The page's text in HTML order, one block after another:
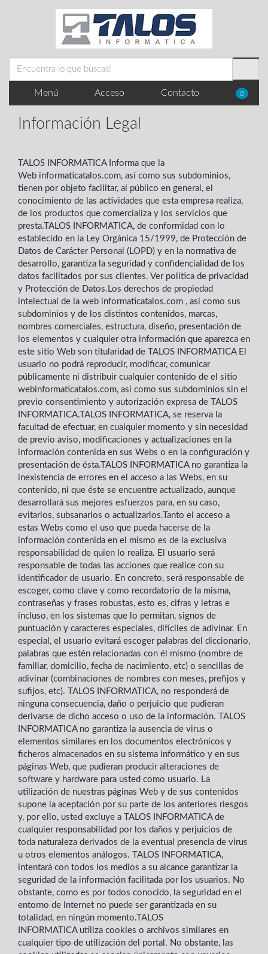
Menú Acceso Contacto 0
Información Legal
TALOS INFORMATICA Informa que la
Web informaticatalos.com, así como sus subdominios,
tienen por objeto facilitar, al público en general, el
conocimiento de las actividades que esta empresa realiza,
de los productos que comercializa y los servicios que
presta.TALOS INFORMATICA, de conformidad con lo
establecido en la Ley Orgánica 15/1999, de Protección de
Datos de Carácter Personal (LOPD) y en la normativa de
desarrollo, garantiza la seguridad y confidencialidad de los
datos facilitados por sus clientes. Ver política de privacidad
y Protección de Datos.Los derechos de propiedad
intelectual de la web informaticatalos.com , así como sus
subdominios y de los distintos contenidos, marcas,
nombres comerciales, estructura, diseño, presentación de
los elementos y cualquier otra información que aparezca en
este sitio Web son titularidad de TALOS INFORMATICA El
usuario no podrá reproducir, modificar, comunicar
públicamente ni distribuir cualquier contenido de el sitio
webinformaticatalos.com, así como sus subdominios sin el
previo consentimiento y autorización expresa de TALOS
INFORMATICA.TALOS INFORMATICA, se reserva la
facultad de efectuar, en cualquier momento y sin necesidad
de previo aviso, modificaciones y actualizaciones en la
información contenida en sus Webs o en la configuración y
presentación de ésta.TALOS INFORMATICA no garantiza la
inexistencia de errores en el acceso a las Webs, en su
contenido, ni que éste se encuentre actualizado, aunque
desarrollará sus mejores esfuerzos para, en su caso,
evitarlos, subsanarlos o actualizarlos.Tanto el acceso a
estas Webs como el uso que pueda hacerse de la
información contenida en el mismo es de la exclusiva
responsabilidad de quien lo realiza. El usuario será
responsable de todas las acciones que realice con su
identificador de usuario. En concreto, será responsable de
escoger, como clave y como recordatorio de la misma,
contraseñas y frases robustas, esto es, cifras y letras e
incluso, en los sistemas que lo permitan, signos de
puntuación y caracteres especiales, difíciles de adivinar. En
especial, el usuario evitará escoger palabras del diccionario,
palabras que estén relacionadas con él mismo (nombre de
familiar, domicilio, fecha de nacimiento, etc) o sencillas de
adivinar (combinaciones de nombres con meses, prefijos y
sufijos, etc). TALOS INFORMATICA, no responderá de
ninguna consecuencia, daño o perjuicio que pudieran
derivarse de dicho acceso o uso de la información. TALOS
INFORMATICA no garantiza la ausencia de virus o
elementos similares en los documentos electrónicos y
ficheros almacenados en su sistema informático y en sus
páginas Web, que pudieran producir alteraciones de
software y hardware para usted como usuario. La
utilización de nuestras páginas Web y de sus contenidos
supone la aceptación por su parte de los anteriores riesgos
y, por ello, usted excluye a TALOS INFORMATICA de
cualquier responsabilidad por los daños y perjuicios de
toda naturaleza derivados de la eventual presencia de virus
u otros elementos análogos. TALOS INFORMATICA,
intentará con todos los medios a su alcance garantizar la
seguridad de la información facilitada por los usuarios. No
obstante, como es por todos conocido, la seguridad en el
entorno de Internet no puede ser garantizada en su
totalidad, en ningún momento.TALOS
INFORMATICA utiliza cookies o archivos similares en
cualquier tipo de utilización del portal. No obstante, las